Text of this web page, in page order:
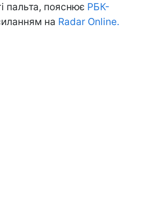
пальта, пояснює РБК-
на Radar Online.